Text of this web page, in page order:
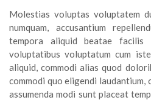
Molestias voluptas voluptatem
numquam, accusantium
tempora aliquid beatae facilis
voluptatibus voluptatum cum
aliquid, commodi alias quod
commodi quo eligendi laudantium,
assumenda modi sunt placeat